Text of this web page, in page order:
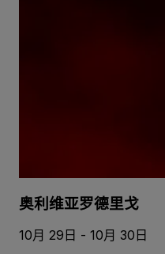
奥利维亚罗德里戈
10月 29日 - 10月 30日